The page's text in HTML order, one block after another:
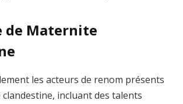
de Maternite
les acteurs de renom présents
incluant des talents